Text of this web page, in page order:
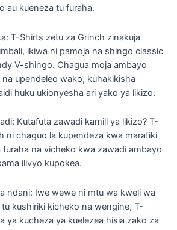
au kueneza tu furaha.
T-Shirts zetu za Grinch zinakuja
ikiwa ni pamoja na shingo classic
V-shingo. Chagua moja ambayo
upendeleo wako, kuhakikisha
huku ukionyesha ari yako ya likizo.
Kutafuta zawadi kamili ya likizo? T-
ni chaguo la kupendeza kwa marafiki
furaha na vicheko kwa zawadi ambayo
ilivyo kupokea.
ndani: Iwe wewe ni mtu wa kweli wa
kushiriki kicheko na wengine, T-
ya kucheza ya kuelezea hisia zako za